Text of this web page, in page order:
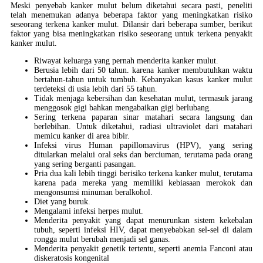
Meski penyebab kanker mulut belum diketahui secara pasti, peneliti
telah menemukan adanya beberapa faktor yang meningkatkan risiko
seseorang terkena kanker mulut. Dilansir dari beberapa sumber, berikut
faktor yang bisa meningkatkan risiko seseorang untuk terkena penyakit
kanker mulut.
Riwayat keluarga yang pernah menderita kanker mulut.
Berusia lebih dari 50 tahun. karena kanker membutuhkan waktu
bertahun-tahun untuk tumbuh. Kebanyakan kasus kanker mulut
terdeteksi di usia lebih dari 55 tahun.
Tidak menjaga kebersihan dan kesehatan mulut, termasuk jarang
menggosok gigi bahkan mengabaikan gigi berlubang.
Sering terkena paparan sinar matahari secara langsung dan
berlebihan. Untuk diketahui, radiasi ultraviolet dari matahari
memicu kanker di area bibir.
Infeksi virus Human papillomavirus (HPV), yang sering
ditularkan melalui oral seks dan berciuman, terutama pada orang
yang sering berganti pasangan.
Pria dua kali lebih tinggi berisiko terkena kanker mulut, terutama
karena pada mereka yang memiliki kebiasaan merokok dan
mengonsumsi minuman beralkohol.
Diet yang buruk.
Mengalami infeksi herpes mulut.
Menderita penyakit yang dapat menurunkan sistem kekebalan
tubuh, seperti infeksi HIV, dapat menyebabkan sel-sel di dalam
rongga mulut berubah menjadi sel ganas.
Menderita penyakit genetik tertentu, seperti anemia Fanconi atau
diskeratosis kongenital